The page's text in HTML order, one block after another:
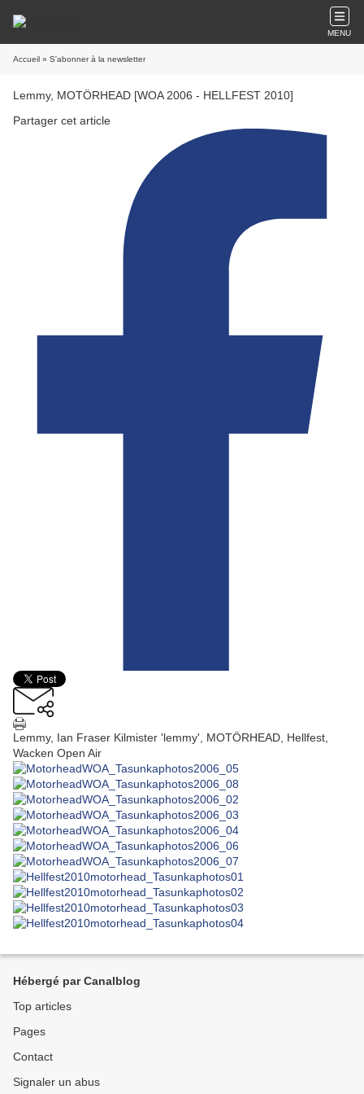
MENU
Accueil » S'abonner à la newsletter
Lemmy, MOTÖRHEAD [WOA 2006 - HELLFEST 2010]
Partager cet article
Lemmy, Ian Fraser Kilmister 'lemmy', MOTÖRHEAD, Hellfest,
Wacken Open Air
Hébergé par Canalblog
Top articles
Pages
Contact
Signaler un abus